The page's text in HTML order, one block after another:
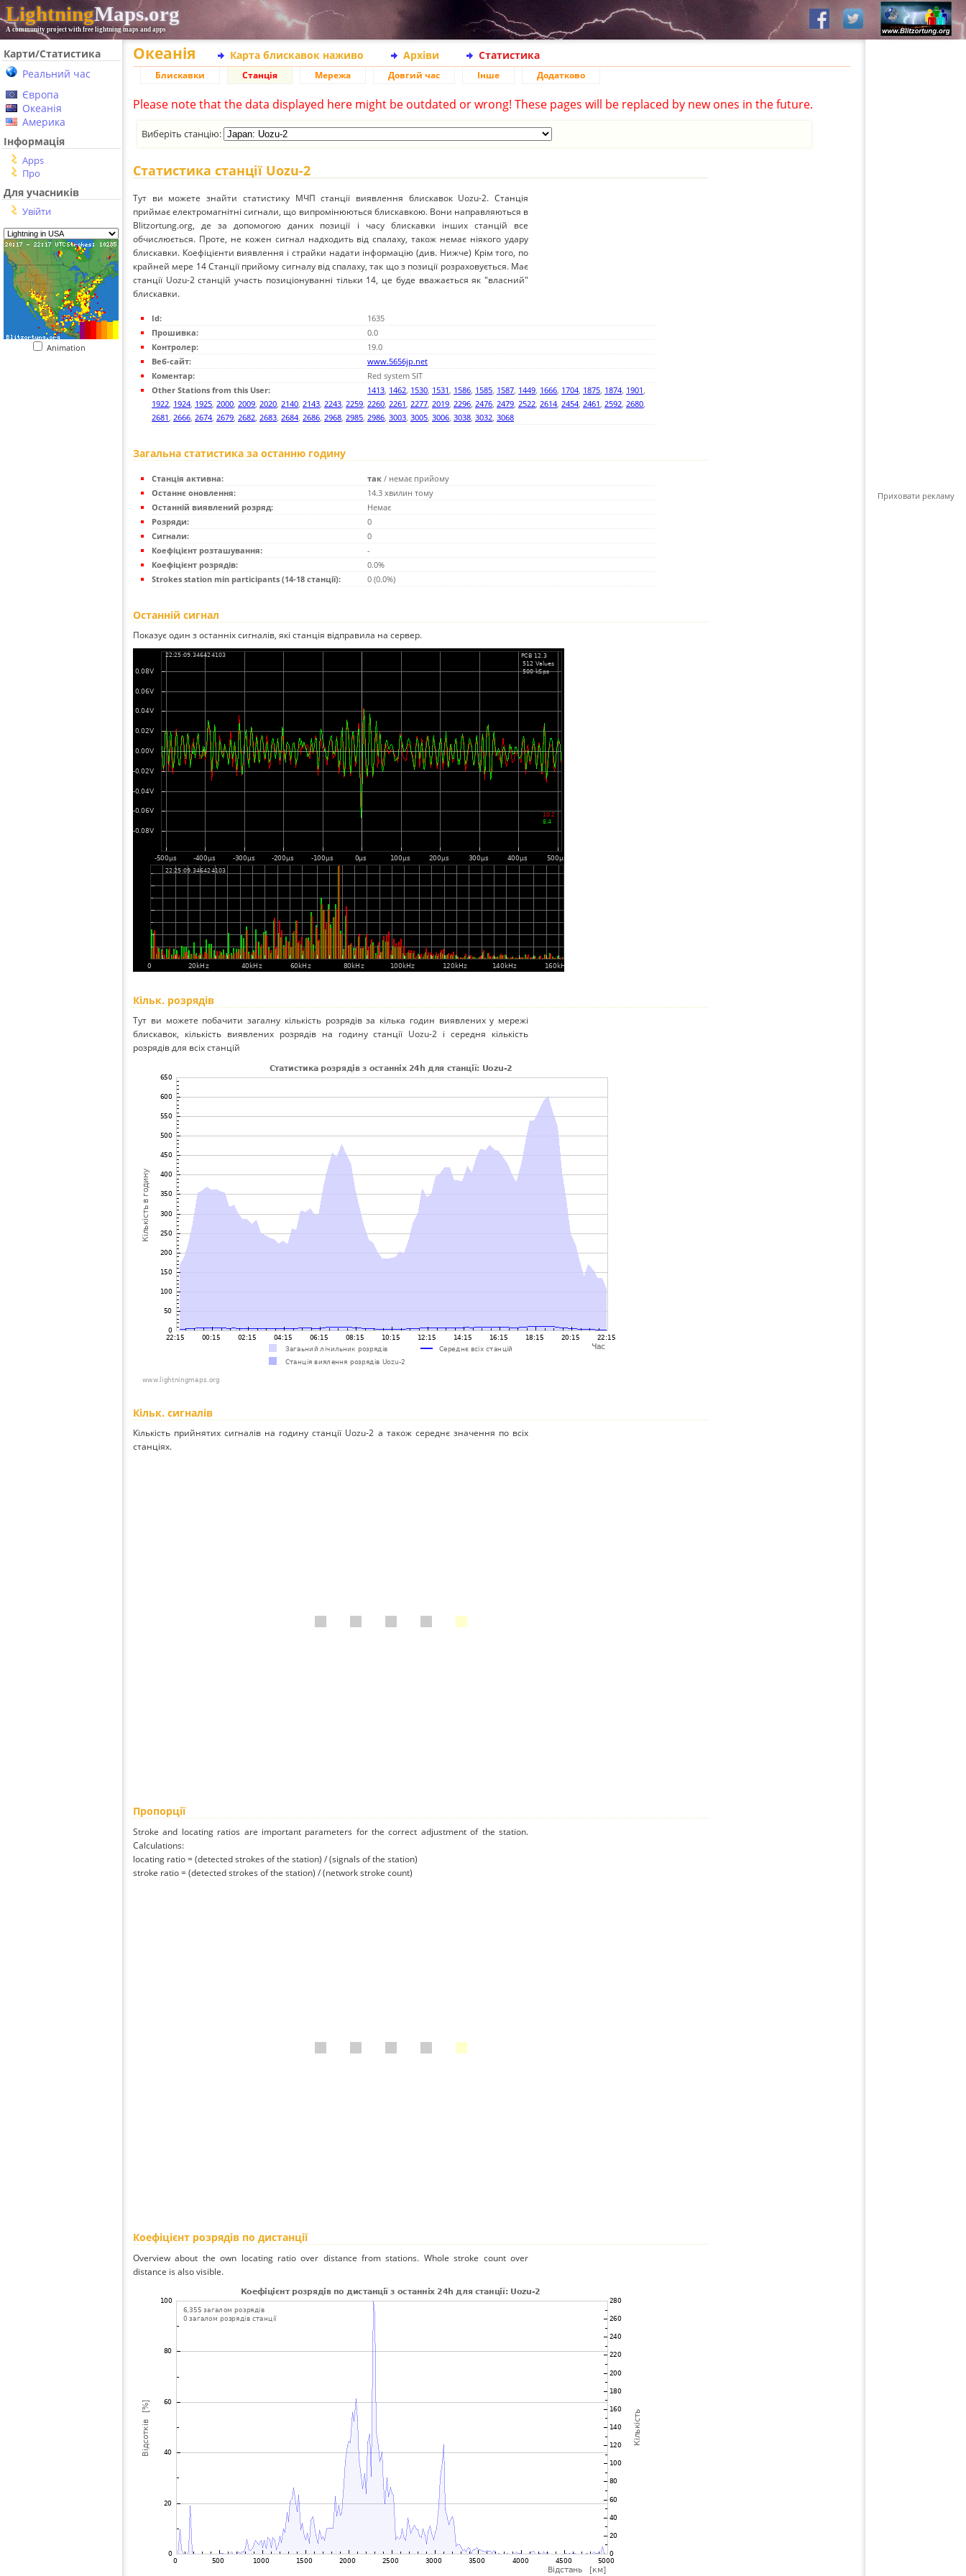
LightningMaps.org
A community project with free lightning maps and apps
Карти/Статистика
Реальний час
Європа
Океанія
Америка
Інформація
Apps
Про
Для учасників
Увійти
Animation
Океанія Карта блискавок наживо Архіви Статистика
Блискавки Станція Мережа Довгий час Інше Додатково
Please note that the data displayed here might be outdated or wrong! These pages will be replaced by new ones in the future.
Виберіть станцію:
Статистика станції Uozu-2
Тут ви можете знайти статистику МЧП станції виявлення блискавок Uozu-2. Станція
приймає електромагнітні сигнали, що випромінюються блискавкою. Вони направляються в
Blitzortung.org, де за допомогою даних позиції і часу блискавки інших станцій все
обчислюється. Проте, не кожен сигнал надходить від спалаху, також немає ніякого удару
блискавки. Коефіцієнти виявлення і страйки надати інформацію (див. Нижче) Крім того, по
крайней мере 14 Станції прийому сигналу від спалаху, так що з позиції розраховується. Має
станції Uozu-2 станцій участь позиціонуванні тільки 14, це буде вважається як "власний"
блискавки.
Id:
1635
Прошивка:
0.0
Контролер:
19.0
Веб-сайт:
www.5656jp.net
Коментар:
Red system SIT
Other Stations from this User:
1413, 1462, 1530, 1531, 1586, 1585, 1587, 1449, 1666, 1704, 1875, 1874, 1901,
1922, 1924, 1925, 2000, 2009, 2020, 2140, 2143, 2243, 2259, 2260, 2261, 2277, 2019, 2296, 2476, 2479, 2522, 2614, 2454, 2461, 2592, 2680,
2681, 2666, 2674, 2679, 2682, 2683, 2684, 2686, 2968, 2985, 2986, 3003, 3005, 3006, 3038, 3032, 3068
Загальна статистика за останню годину
Станція активна: так / немає прийому
Останнє оновлення:
14.3 хвилин тому
Останній виявлений розряд:
Немає
Розряди:
0
Сигнали:
0
Коефіцієнт розташування:
-
Коефіцієнт розрядів:
0.0%
Strokes station min participants (14-18 станції):
0 (0.0%)
Останній сигнал
Показує один з останніх сигналів, які станція відправила на сервер.
Кільк. розрядів
Тут ви можете побачити загалну кількість розрядів за кілька годин виявлених у мережі
блискавок, кількість виявлених розрядів на годину станції Uozu-2 і середня кількість
розрядів для всіх станцій
Кільк. сигналів
Кількість прийнятих сигналів на годину станції Uozu-2 а також середнє значення по всіх
станціях.
Пропорції
Stroke and locating ratios are important parameters for the correct adjustment of the station.
Calculations:
locating ratio = (detected strokes of the station) / (signals of the station)
stroke ratio = (detected strokes of the station) / (network stroke count)
Коефіцієнт розрядів по дистанції
Overview about the own locating ratio over distance from stations. Whole stroke count over
distance is also visible.
Приховати рекламу